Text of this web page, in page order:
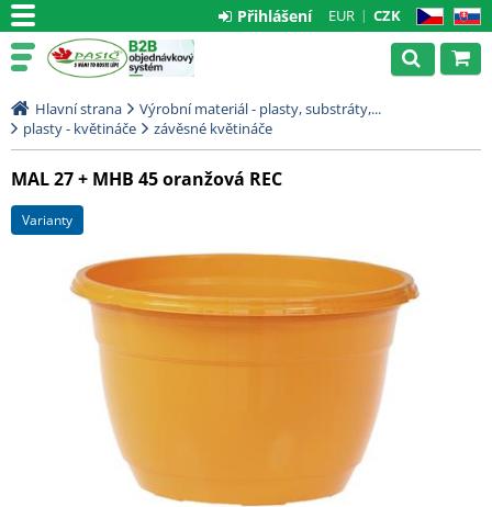
CZ SK
EUR CZK
Přihlášení
Hlavní strana
Výrobní materiál - plasty, substráty,...
plasty - květináče
závěsné květináče
MAL 27 + MHB 45 oranžová REC
varianty